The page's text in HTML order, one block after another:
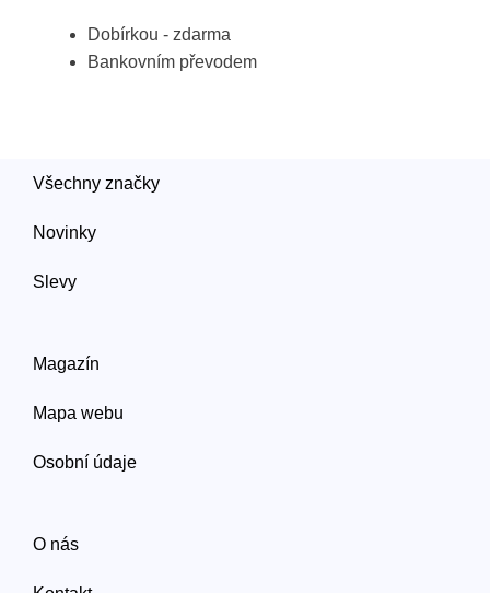
Dobírkou - zdarma
Bankovním převodem
Všechny značky
Novinky
Slevy
Magazín
Mapa webu
Osobní údaje
O nás